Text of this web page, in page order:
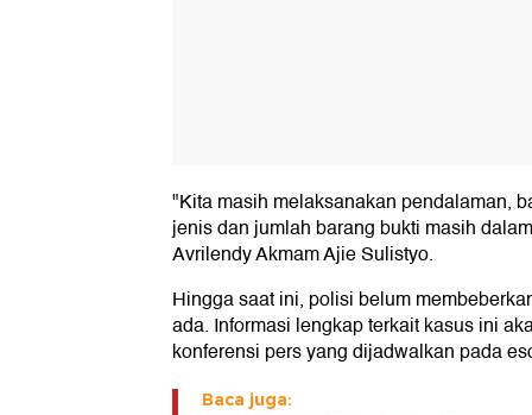
"Kita masih melaksanakan pendalaman,
jenis dan jumlah barang bukti masih
Avrilendy Akmam Ajie Sulistyo.
Hingga saat ini, polisi belum
ada. Informasi lengkap terkait kasus ini
konferensi pers yang dijadwalkan pada
Baca juga: